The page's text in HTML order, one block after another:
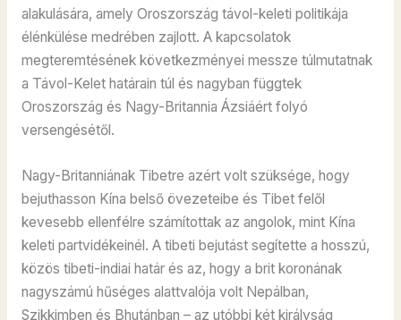
alakulására, amely Oroszország távol-keleti politikája
élénkülése medrében zajlott. A kapcsolatok
megteremtésének következményei messze túlmutatnak
a Távol-Kelet határain túl és nagyban függtek
Oroszország és Nagy-Britannia Ázsiáért folyó
versengésétől.
Nagy-Britanniának Tibetre azért volt szüksége, hogy
bejuthasson Kína belső övezeteibe és Tibet felől
kevesebb ellenfélre számítottak az angolok, mint Kína
keleti partvidékeinél. A tibeti bejutást segítette a hosszú,
közös tibeti-indiai határ és az, hogy a brit koronának
nagyszámú hűséges alattvalója volt Nepálban,
Szikkimben és Bhutánban – az utóbbi két királyság